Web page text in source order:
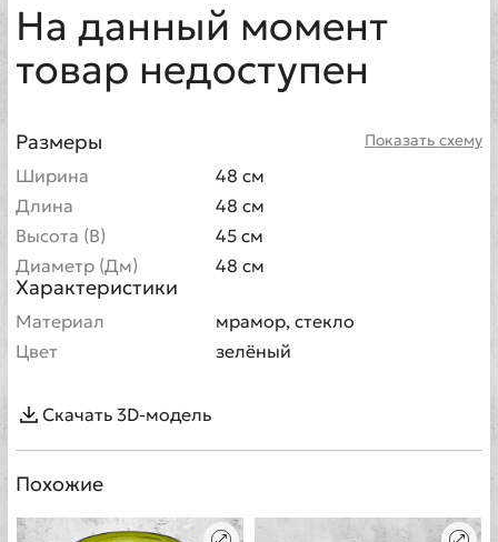
На данный момент
товар недоступен
Показать схему
Размеры
Ширина
48 см
Длина
48 см
Высота (В)
45 см
Диаметр (Дм)
48 см
Характеристики
Материал
мрамор, стекло
Цвет
зелёный
Скачать 3D-модель
Похожие